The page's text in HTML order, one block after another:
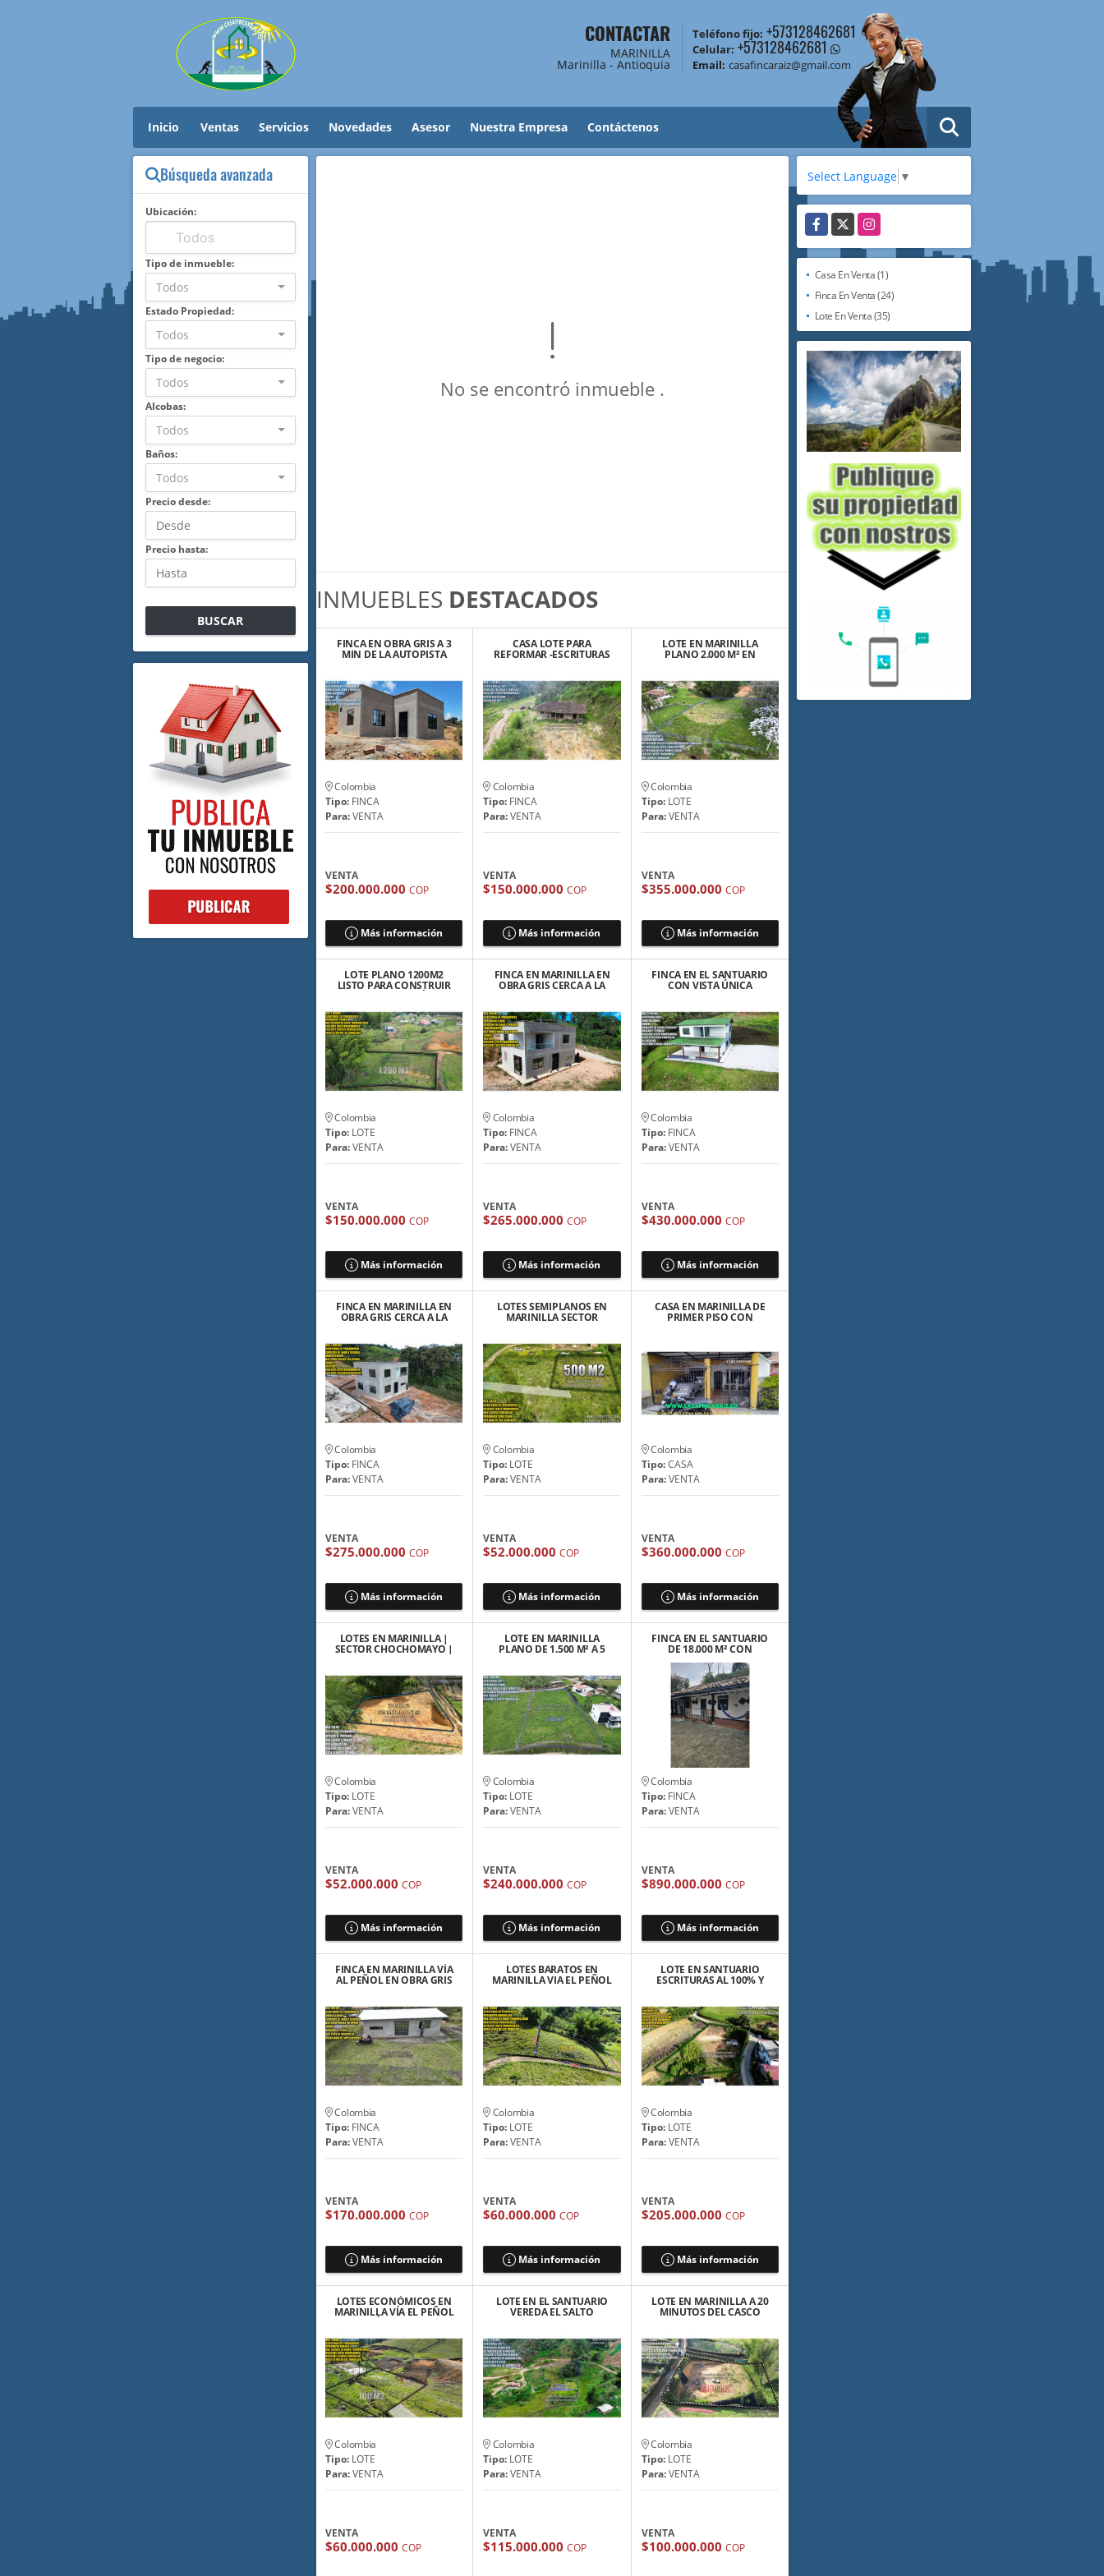
CONTACTAR
MARINILLA
Marinilla - Antioquia
Teléfono fijo: +573128462681
Celular: +573128462681
Email: casafincaraiz@gmail.com
Inicio Ventas Servicios Novedades Asesor Nuestra Empresa Contáctenos
Búsqueda avanzada
Ubicación:
Tipo de inmueble:
Todos
Estado Propiedad:
Todos
Tipo de negocio:
Todos
Alcobas:
Todos
Baños:
Todos
Precio desde:
Precio hasta:
BUSCAR
No se encontró inmueble .
INMUEBLES DESTACADOS
FINCA EN OBRA GRIS A 3
MIN DE LA AUTOPISTA
Colombia
Tipo: FINCA
Para:VENTA
VENTA
$200.000.000 COP
Más información
CASA LOTE PARA
REFORMAR -ESCRITURAS
Colombia
Tipo: FINCA
Para:VENTA
VENTA
$150.000.000COP
Más información
LOTE EN MARINILLA
PLANO 2.000 M² EN
Colombia
Tipo:LOTE
Para:VENTA
VENTA
$355.000.000 COP
Más información
LOTE PLANO 1200M2
LISTO PARA CONSTRUIR
Colombia
Tipo: LOTE
Para:VENTA
VENTA
$150.000.000 COP
Más información
FINCA EN MARINILLA EN
OBRA GRIS CERCA A LA
Colombia
Tipo: FINCA
Para:VENTA
VENTA
$265.000.000COP
Más información
FINCA EN EL SANTUARIO
CON VISTA ÚNICA
Colombia
Tipo:FINCA
Para:VENTA
VENTA
$430.000.000 COP
Más información
FINCA EN MARINILLA EN
OBRA GRIS CERCA A LA
Colombia
Tipo: FINCA
Para:VENTA
VENTA
$275.000.000 COP
Más información
LOTES SEMIPLANOS EN
MARINILLA SECTOR
Colombia
Tipo: LOTE
Para:VENTA
VENTA
$52.000.000COP
Más información
CASA EN MARINILLA DE
PRIMER PISO CON
Colombia
Tipo:CASA
Para:VENTA
VENTA
$360.000.000 COP
Más información
LOTES EN MARINILLA |
SECTOR CHOCHOMAYO |
Colombia
Tipo: LOTE
Para:VENTA
VENTA
$52.000.000 COP
Más información
LOTE EN MARINILLA
PLANO DE 1.500 M² A 5
Colombia
Tipo: LOTE
Para:VENTA
VENTA
$240.000.000COP
Más información
FINCA EN EL SANTUARIO
DE 18.000 M² CON
CABALLERIZAS
Colombia
Tipo:FINCA
Para:VENTA
VENTA
$890.000.000 COP
Más información
FINCA EN MARINILLA VÍA
AL PEÑOL EN OBRA GRIS
Colombia
Tipo: FINCA
Para:VENTA
VENTA
$170.000.000 COP
Más información
LOTES BARATOS EN
MARINILLA VIA EL PEÑOL
Colombia
Tipo: LOTE
Para:VENTA
VENTA
$60.000.000COP
Más información
LOTE EN SANTUARIO
ESCRITURAS AL 100% Y
Colombia
Tipo:LOTE
Para:VENTA
VENTA
$205.000.000 COP
Más información
LOTES ECONÓMICOS EN
MARINILLA VÍA EL PEÑOL
Colombia
Tipo: LOTE
Para:VENTA
VENTA
$60.000.000 COP
LOTE EN EL SANTUARIO
VEREDA EL SALTO
Colombia
Tipo: LOTE
Para:VENTA
VENTA
$115.000.000COP
LOTE EN MARINILLA A 20
MINUTOS DEL CASCO
Colombia
Tipo:LOTE
Para:VENTA
VENTA
$100.000.000 COP
Select Language ▼
Facebook
X Instagram
Casa En Venta (1)
Finca En Venta (24)
Lote En Venta (35)